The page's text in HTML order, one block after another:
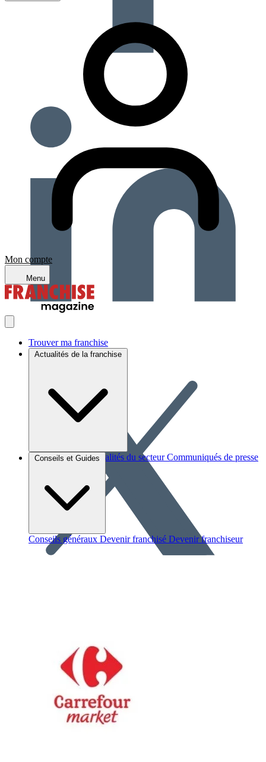
Mon compte
Menu
Trouver ma franchise
Actualités de la franchise
Brèves et actus Actualités du secteur Communiqués de presse
Conseils et Guides
Conseils généraux Devenir franchisé Devenir franchiseur